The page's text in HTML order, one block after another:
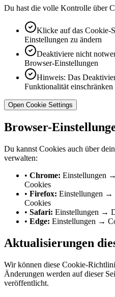
Du hast die volle Kontrolle über
Klicke auf das Cookie-
Einstellungen zu ändern
Deaktiviere nicht
Browser-Einstellungen
Hinweis: Das
Funktionalität einschränken
Open Cookie Settings
Browser-
Du kannst Cookies auch über
verwalten:
• Chrome: Einstellungen
Cookies
• Firefox: Einstellungen →
Cookies
• Safari: Einstellungen →
• Edge: Einstellungen →
Aktualisierungen
Wir können diese Cookie-
Änderungen werden auf dieser
veröffentlicht.